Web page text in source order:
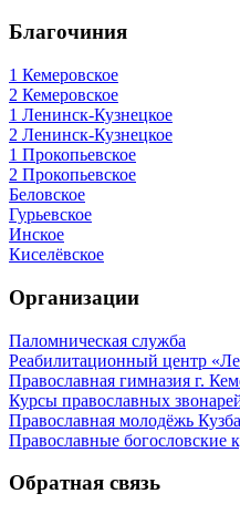
Благочиния
1 Кемеровское
2 Кемеровское
1 Ленинск-Кузнецкое
2 Ленинск-Кузнецкое
1 Прокопьевское
2 Прокопьевское
Беловское
Гурьевское
Инское
Киселёвское
Организации
Паломническая служба
Реабилитационный центр
Православная гимназия г.
Курсы православных
Православная молодёжь
Православные богословские
Обратная связь